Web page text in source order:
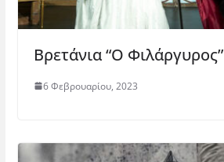
Βρετάνια “Ο Φιλάργυρος”
6 Φεβρουαρίου, 2023